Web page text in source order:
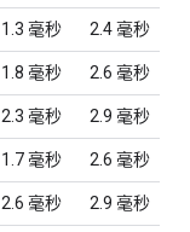
1.3 毫秒 2.4 毫秒
1.8 毫秒 2.6 毫秒
2.3 毫秒 2.9 毫秒
1.7 毫秒 2.6 毫秒
2.6 毫秒 2.9 毫秒